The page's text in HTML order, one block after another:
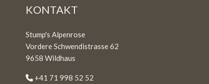
KONTAKT
Stump's Alpenrose
Vordere Schwendistrasse 62
9658 Wildhaus
+41 71 998 52 52